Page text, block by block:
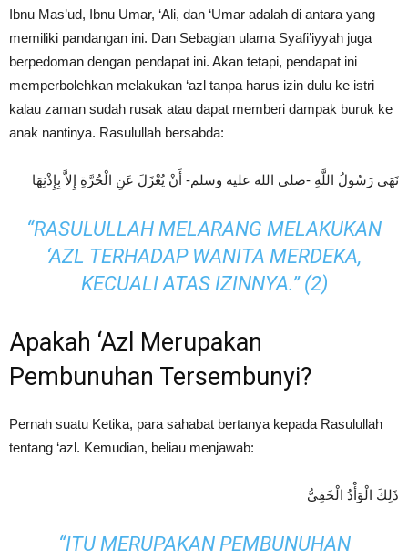
Ibnu Mas’ud, Ibnu Umar, ‘Ali, dan ‘Umar adalah di antara yang
memiliki pandangan ini. Dan Sebagian ulama Syafi’iyyah juga
berpedoman dengan pendapat ini. Akan tetapi, pendapat ini
memperbolehkan melakukan ‘azl tanpa harus izin dulu ke istri
kalau zaman sudah rusak atau dapat memberi dampak buruk ke
anak nantinya. Rasulullah bersabda:
نَهَى رَسُولُ اللَّهِ -صلى الله عليه وسلم- أَنْ يُعْزَلَ عَنِ الْحُرَّةِ إِلاَّ بِإِذْنِهَا
“RASULULLAH MELARANG MELAKUKAN
‘AZL TERHADAP WANITA MERDEKA,
KECUALI ATAS IZINNYA.” (2)
Apakah ‘Azl Merupakan
Pembunuhan Tersembunyi?
Pernah suatu Ketika, para sahabat bertanya kepada Rasulullah
tentang ‘azl. Kemudian, beliau menjawab:
ذَلِكَ الْوَأْدُ الْخَفِىُّ
“ITU MERUPAKAN PEMBUNUHAN